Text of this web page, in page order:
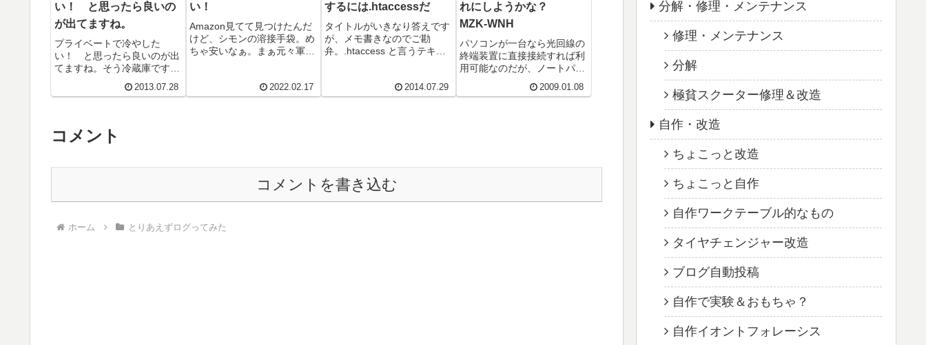
い！ と思ったら良いの
が出てますね。
プライベートで冷やした
い！ と思ったら良いのが出
てますね。そう冷蔵庫です
が、お部屋用の冷蔵というと
2013.07.28
い！
Amazon見てて見つけたんだ
けど、シモンの溶接手袋。め
ちゃ安いなぁ。まぁ元々軍手
ｃｍの革手袋が320円っ...
2022.02.17
するには.htaccessだ
タイトルがいきなり答えです
が、メモ書きなのでご勘
弁。.htaccess と言うテキス
2014.07.29
れにしようかな？
MZK-WNH
パソコンが一台なら光回線の
終端装置に直接接続すれば利
用可能なのだが、ノートパソ
たいとのこと。購入したパソ
2009.01.08
コメント
コメントを書き込む
ホーム とりあえずログってみた
分解・修理・メンテナンス
修理・メンテナンス
分解
極貧スクーター修理＆改造
自作・改造
ちょこっと改造
ちょこっと自作
自作ワークテーブル的なもの
タイヤチェンジャー改造
ブログ自動投稿
自作で実験＆おもちゃ？
自作イオントフォレーシス